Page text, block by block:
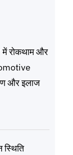
में रोकथाम और
और इलाज
स्थिति